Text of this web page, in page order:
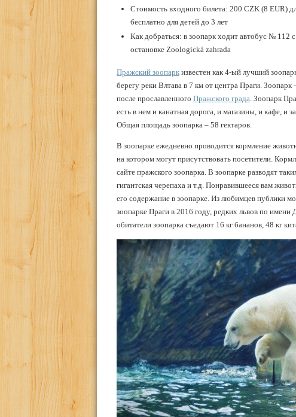
Стоимость входного билета: 200 CZK (8 EUR)
бесплатно для детей до 3 лет
Как добраться: в зоопарк ходит автобус № 112
остановке Zoologická zahrada
Пражский зоопаркизвестен как 4-ый лучший
берегу реки Влтава в 7 км от центра Праги.
после прославленного Пражского града . Зоопарк
есть в нем и канатная дорога, и магазины, и кафе,
Общая площадь зоопарка – 58 гектаров.
В зоопарке ежедневно проводится кормление
на котором могут присутствовать посетители.
сайте пражского зоопарка. В зоопарке разводят
гигантская черепаха и т.д. Понравившееся вам
его содержание в зоопарке. Из любимцев публики
зоопарке Праги в 2016 году, редких львов по
обитатели зоопарка съедают 16 кг бананов, 48 кг